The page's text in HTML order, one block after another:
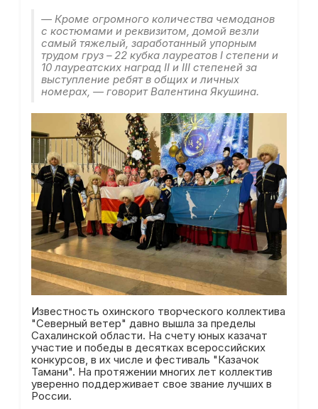
— Кроме огромного количества чемоданов
с костюмами и реквизитом, домой везли
самый тяжелый, заработанный упорным
трудом груз – 22 кубка лауреатов I степени и
10 лауреатских наград II и III степеней за
выступление ребят в общих и личных
номерах, — говорит Валентина Якушина.
Известность охинского творческого коллектива
"Северный ветер" давно вышла за пределы
Сахалинской области. На счету юных казачат
участие и победы в десятках всероссийских
конкурсов, в их числе и фестиваль "Казачок
Тамани". На протяжении многих лет коллектив
уверенно поддерживает свое звание лучших в
России.